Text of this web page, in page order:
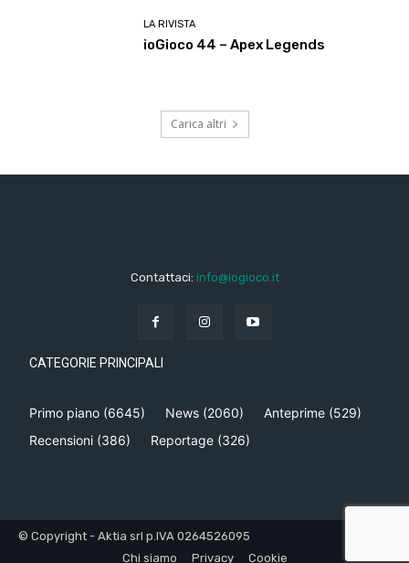
LA RIVISTA
ioGioco 44 – Apex Legends
Carica altri
Contattaci: info@iogioco.it
CATEGORIE PRINCIPALI
Primo piano (6645) News (2060) Anteprime (529)
Recensioni (386) Reportage (326)
© Copyright - Aktia srl p.IVA 0264526095
Chi siamo
Privacy Cookie